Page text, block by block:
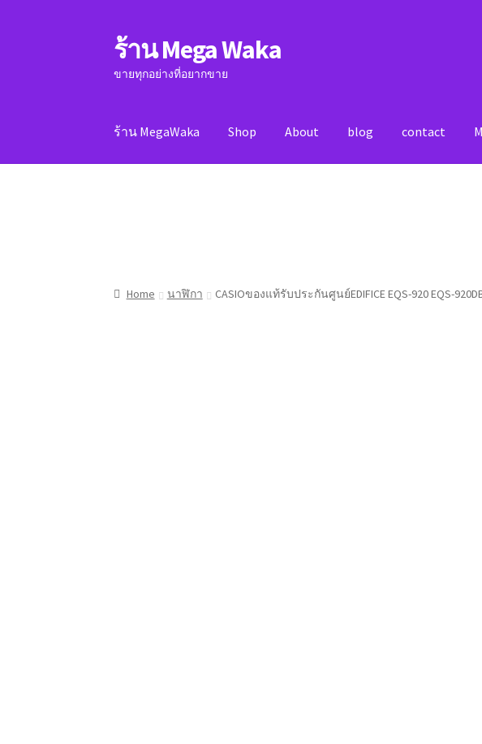
Skip
to
navigation
Skip
to
content
ร้าน Mega Waka
ขายทุกอย่างที่อยากขาย
ร้าน MegaWaka Shop About blog contact
Home นาฬิกา CASIOของแท้รับประกันศูนย์EDIFICE EQS-920 EQS-